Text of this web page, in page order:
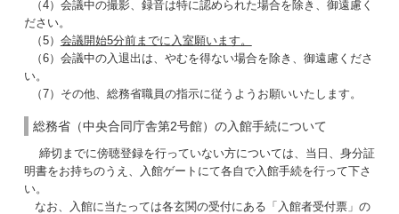
（4）会議中の撮影、録音は特に認められた場合を除き、御遠慮く
ださい。
（5） 会議開始5分前までに入室願います。
（6）会議中の入退出は、やむを得ない場合を除き、御遠慮くださ
い。
（7）その他、総務省職員の指示に従うようお願いいたします。
総務省（中央合同庁舎第2号館）の入館手続について
締切までに傍聴登録を行っていない方については、当日、身分証
明書をお持ちのうえ、入館ゲートにて各自で入館手続を行って下さ
い。
なお、入館に当たっては各玄関の受付にある「入館者受付票」の